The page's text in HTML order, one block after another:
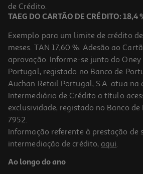
de Crédito.
TAEG DO CARTÃO DE CRÉDITO: 18,4
Exemplo para um limite de crédito
meses. TAN 17,60 %. Adesão ao
aprovação. Informe-se junto do
Portugal, registado no Banco de
Auchan Retail Portugal, S.A. atua na
Intermediário de Crédito a título
exclusividade, registado no Banco
7952.
Informação referente à prestação de
intermediação de crédito, aqui.
Ao longo do ano